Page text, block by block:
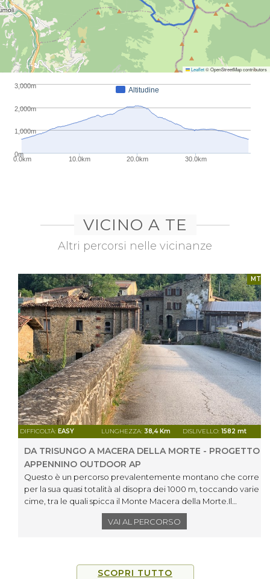
Periodo consigliato:
Gennaio
Febbraio Aprile Maggio Giugno
Luglio Agosto Settembre Ottobre
Novembre
Dicembre
Leaflet© OpenStreetMap contributors
Altitudine
0.0km 10.0km 20.0km 30.0km
0m
1,000m
2,000m
3,000m
VICINO A TE
Altri percorsi nelle vicinanze
MTB
DIFFICOLTÀ: EASY LUNGHEZZA: 38,4 Km DISLIVELLO: 1582 mt
DA TRISUNGO A MACERA DELLA MORTE - PROGETTO
APPENNINO OUTDOOR AP
Questo è un percorso prevalentemente montano che corre
per la sua quasi totalità al disopra dei 1000 m, toccando varie
cime, tra le quali spicca il Monte Macera della Morte.Il
percorso ha origine dal paese di Trisungo, frazione del
comune di Arquata del Tronto. Si sale inizialmente attraverso
quindi tramite strada in cresta fino a Monte Macera della
VAI AL PERCORSO
SCOPRI TUTTO